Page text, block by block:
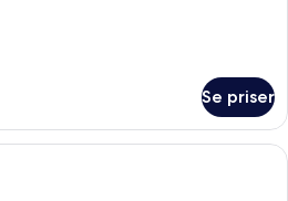
Se priser
Premium-sengetøj, dundyner, senge